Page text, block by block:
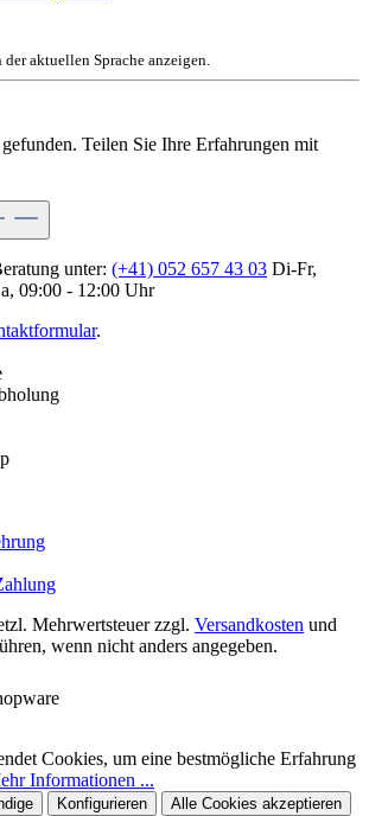
aktuellen Sprache anzeigen.
Teilen Sie Ihre Erfahrungen mit
unter: (+41) 052 657 43 03 Di-Fr,
09:00 - 12:00 Uhr
.
Mehrwertsteuer zzgl. Versandkosten und
wenn nicht anders angegeben.
Cookies, um eine bestmögliche Erfahrung
Informationen ...
Konfigurieren Alle Cookies akzeptieren